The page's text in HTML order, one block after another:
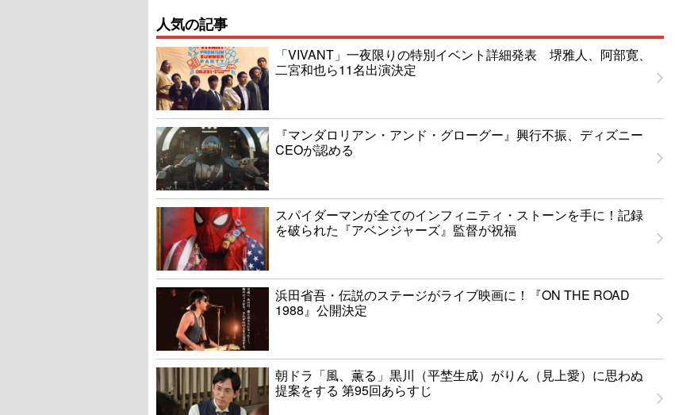
人気の記事
「VIVANT」一夜限りの特別イベント詳細発表 堺雅人、阿部寛、
二宮和也ら11名出演決定
『マンダロリアン・アンド・グローグー』興行不振、ディズニー
CEOが認める
スパイダーマンが全てのインフィニティ・ストーンを手に！記録
を破られた『アベンジャーズ』監督が祝福
浜田省吾・伝説のステージがライブ映画に！『ON THE ROAD
1988』公開決定
朝ドラ「風、薫る」黒川（平埜生成）がりん（見上愛）に思わぬ
提案をする 第95回あらすじ